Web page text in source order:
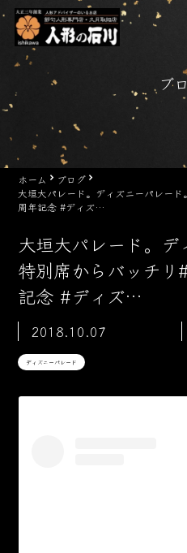
Skip
content
ブ
ホーム
ブログ
大垣大パレード。ディズニーパレー
周年記念 #ディズ…
大垣大パレード。デ
特別席からバッチ
記念 #ディズ…
2018.10.07
ディズニーパレード